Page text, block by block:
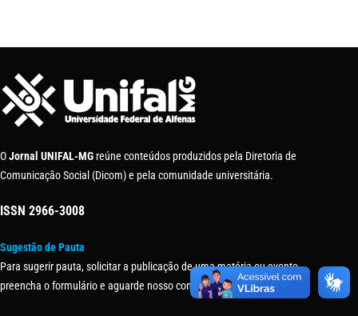
OJornal UNIFAL-MG reúne conteúdos produzidos pela Diretoria de
Comunicação Social (Dicom) e pela comunidade universitária.
ISSN 2966-3008
Sugestão de Pauta
Para sugerir pauta, solicitar a publicação de uma matéria ou evento,
preencha o formulário e aguarde nosso contato.